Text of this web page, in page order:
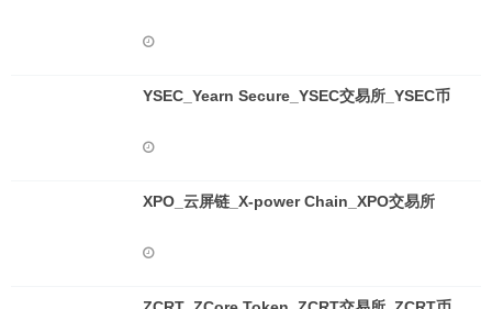
YSEC_Yearn Secure_YSEC交易所_YSEC币
XPO_云屏链_X-power Chain_XPO交易所